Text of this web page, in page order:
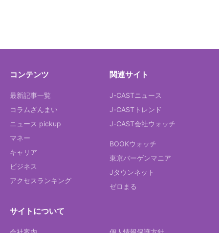
コンテンツ
最新記事一覧
コラムざんまい
ニュース pickup
マネー
キャリア
ビジネス
アクセスランキング
関連サイト
J-CASTニュース
J-CASTトレンド
J-CAST会社ウォッチ
BOOKウォッチ
東京バーゲンマニア
Jタウンネット
ゼロまる
サイトについて